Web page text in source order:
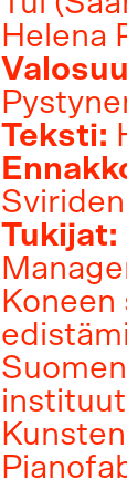
Helena
Teksti:
Tukijat:
Koneen